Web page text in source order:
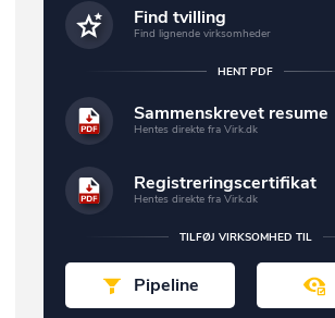
Find tvilling
Find lignende virksomheder
HENT PDF
Sammenskrevet resume
Hentes direkte fra Virk.dk
Registreringscertifikat
Hentes direkte fra Virk.dk
TILFØJ VIRKSOMHED TIL
Pipeline